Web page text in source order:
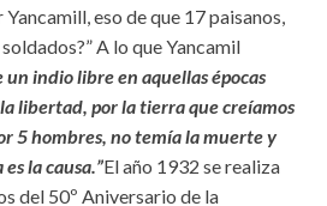
eso de que 17 paisanos,
A lo que Yancamil
un indio libre en aquellas épocas
libertad, por la tierra que creíamos
5 hombres, no temía la muerte y
la causa.”El año 1932 se realiza
del 50º Aniversario de la